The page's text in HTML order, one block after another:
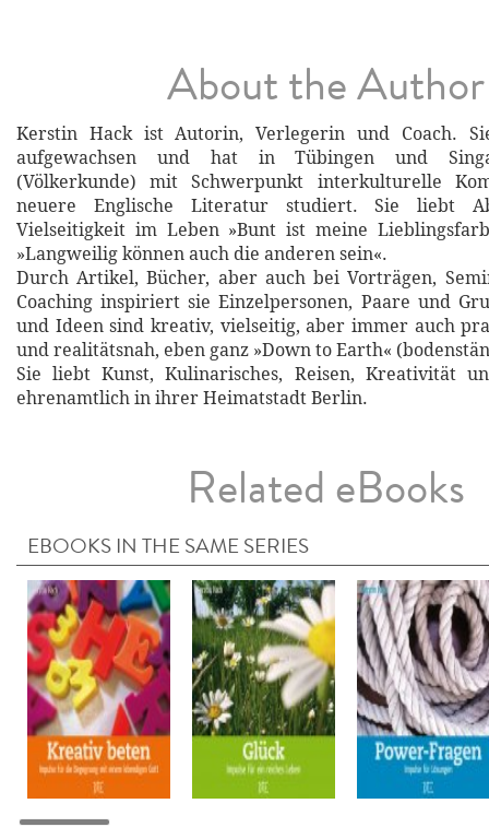
About the Author
Kerstin Hack ist Autorin, Verlegerin und Coach.
aufgewachsen und hat in Tübingen und
(Völkerkunde) mit Schwerpunkt interkulturelle
neuere Englische Literatur studiert. Sie liebt
Vielseitigkeit im Leben »Bunt ist meine
»Langweilig können auch die anderen sein«.
Durch Artikel, Bücher, aber auch bei Vorträgen,
Coaching inspiriert sie Einzelpersonen, Paare und
und Ideen sind kreativ, vielseitig, aber immer auch
und realitätsnah, eben ganz »Down to Earth«
Sie liebt Kunst, Kulinarisches, Reisen, Kreativität
ehrenamtlich in ihrer Heimatstadt Berlin.
Related eBooks
EBOOKS IN THE SAME SERIES